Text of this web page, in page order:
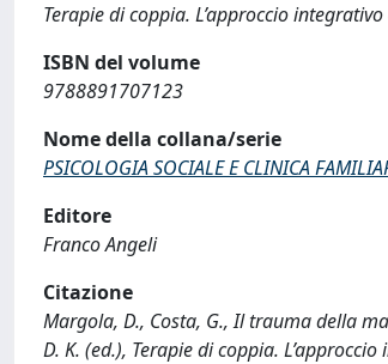
Terapie di coppia. L’approccio
ISBN del volume
9788891707123
Nome della collana/serie
PSICOLOGIA SOCIALE E CLINICA
Editore
Franco Angeli
Citazione
Margola, D., Costa, G., Il trauma della
D. K. (ed.), Terapie di coppia.